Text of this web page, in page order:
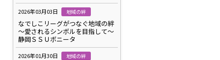
2026年03月03日 地域の絆
なでしこリーグがつなぐ地域の絆
～愛されるシンボルを目指して～
静岡ＳＳＵボニータ
2026年01月30日 地域の絆